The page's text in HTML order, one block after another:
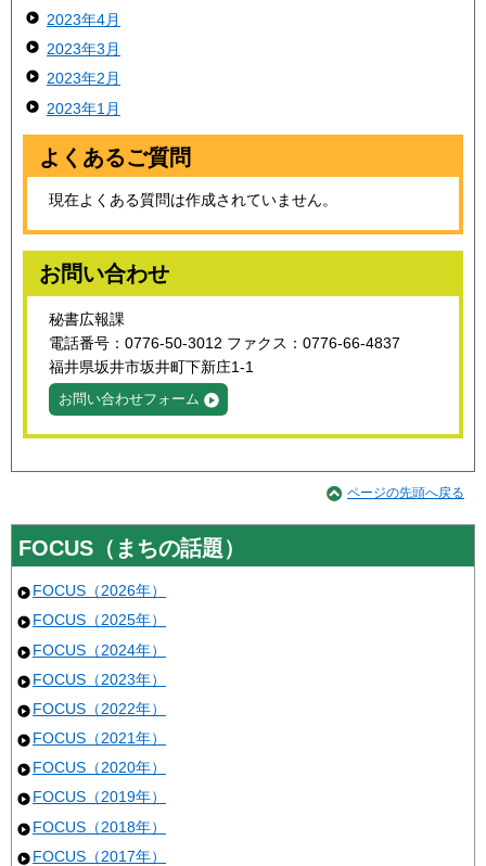
2023年4月
2023年3月
2023年2月
2023年1月
よくあるご質問
現在よくある質問は作成されていません。
お問い合わせ
秘書広報課
電話番号：0776-50-3012 ファクス：0776-66-4837
福井県坂井市坂井町下新庄1-1
お問い合わせフォーム
ページの先頭へ戻る
FOCUS（まちの話題）
FOCUS（2026年）
FOCUS（2025年）
FOCUS（2024年）
FOCUS（2023年）
FOCUS（2022年）
FOCUS（2021年）
FOCUS（2020年）
FOCUS（2019年）
FOCUS（2018年）
FOCUS（2017年）